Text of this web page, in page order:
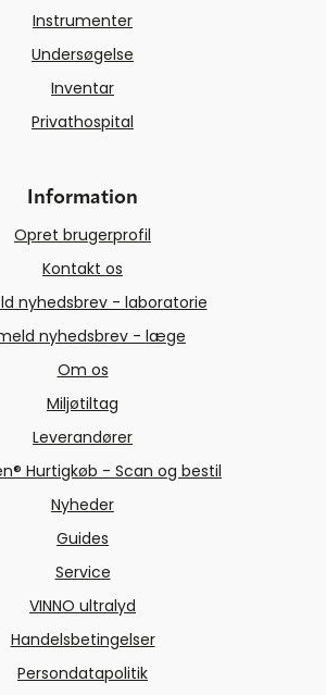
Instrumenter
Undersøgelse
Inventar
Privathospital
Information
Opret brugerprofil
Kontakt os
nyhedsbrev - laboratorie
nyhedsbrev - læge
Om os
Miljøtiltag
Leverandører
Hurtigkøb - Scan og bestil
Nyheder
Guides
Service
VINNO ultralyd
Handelsbetingelser
Persondatapolitik